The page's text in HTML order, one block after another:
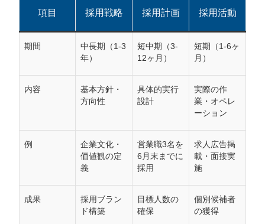
項目 採用戦略 採用計画 採用活動
期間
中長期（1-3
年）
短中期（3-
12ヶ月）
短期（1-6ヶ
月）
内容
基本方針・
方向性
具体的実行
設計
実際の作
業・オペレ
ーション
例
企業文化・
価値観の定
義
営業職3名を
6月末までに
採用
求人広告掲
載・面接実
施
成果
採用ブラン
ド構築
目標人数の
確保
個別候補者
の獲得